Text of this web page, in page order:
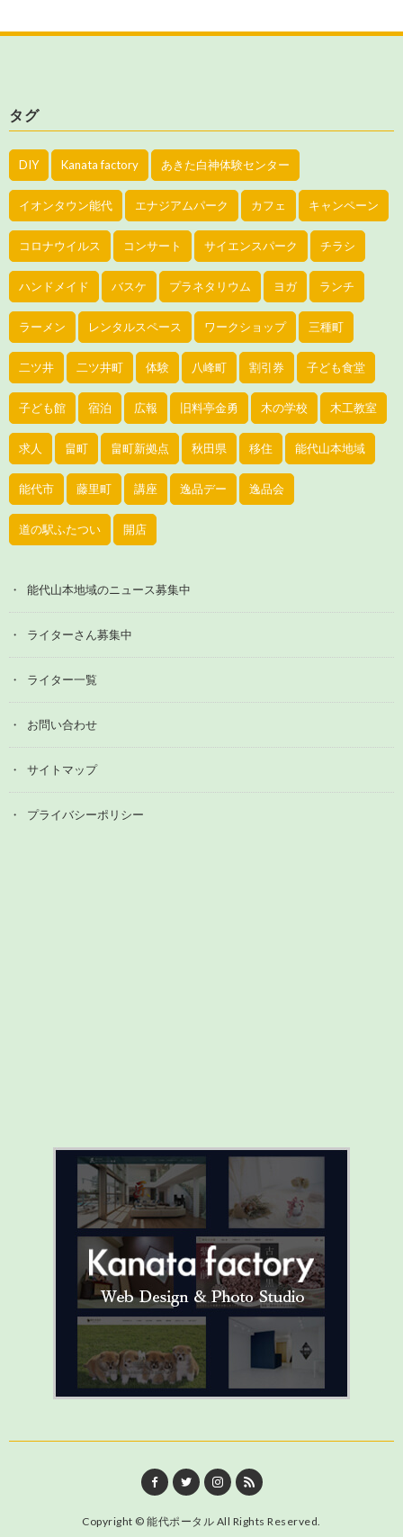
タグ
DIY Kanata factory あきた白神体験センター
イオンタウン能代 エナジアムパーク カフェ キャンペーン
コロナウイルス コンサート サイエンスパーク チラシ
ハンドメイド バスケ プラネタリウム ヨガ ランチ
ラーメン レンタルスペース ワークショップ 三種町
二ツ井 二ツ井町 体験 八峰町 割引券 子ども食堂
子ども館 宿泊 広報 旧料亭金勇 木の学校 木工教室
求人 畠町 畠町新拠点 秋田県 移住 能代山本地域
能代市 藤里町 講座 逸品デー 逸品会
道の駅ふたつい 開店
能代山本地域のニュース募集中
ライターさん募集中
ライター一覧
お問い合わせ
サイトマップ
プライバシーポリシー
Copyright ©能代ポータル All Rights Reserved.